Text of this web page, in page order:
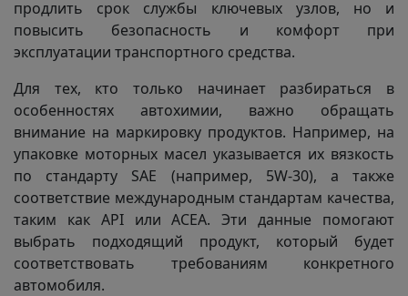
продлить срок службы ключевых узлов, но и
повысить безопасность и комфорт при
эксплуатации транспортного средства.
Для тех, кто только начинает разбираться в
особенностях автохимии, важно обращать
внимание на маркировку продуктов. Например, на
упаковке моторных масел указывается их вязкость
по стандарту SAE (например, 5W-30), а также
соответствие международным стандартам качества,
таким как API или ACEA. Эти данные помогают
выбрать подходящий продукт, который будет
соответствовать требованиям конкретного
автомобиля.